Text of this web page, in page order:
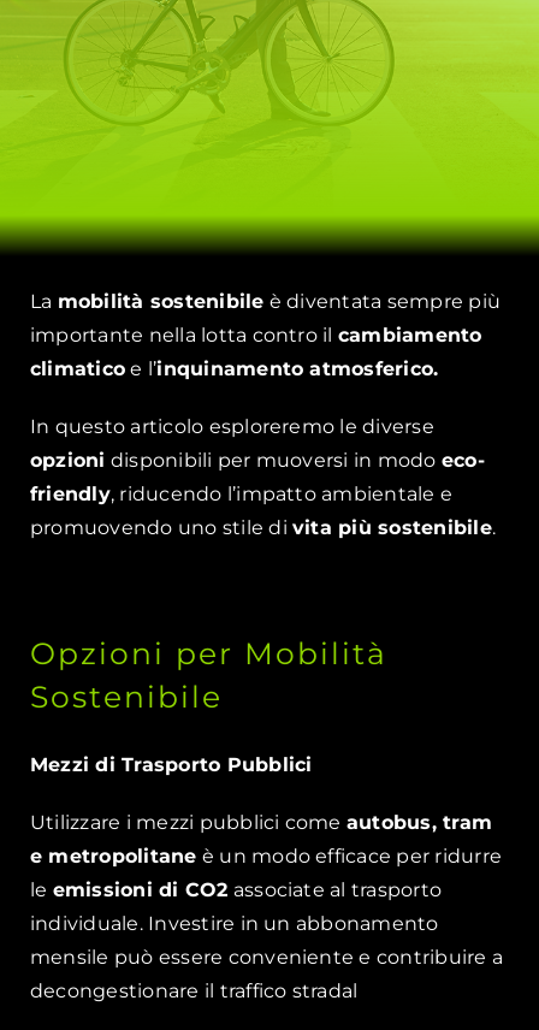
La mobilità sostenibile è diventata sempre più
importante nella lotta contro il cambiamento
climatico e l’inquinamento atmosferico.
In questo articolo esploreremo le diverse
opzioni disponibili per muoversi in modo eco-
friendly, riducendo l’impatto ambientale e
promuovendo uno stile di vita più sostenibile.
Opzioni per Mobilità
Sostenibile
Mezzi di Trasporto Pubblici
Utilizzare i mezzi pubblici come autobus, tram
e metropolitane è un modo efficace per ridurre
le emissioni di CO2 associate al trasporto
individuale. Investire in un abbonamento
mensile può essere conveniente e contribuire a
decongestionare il traffico stradal